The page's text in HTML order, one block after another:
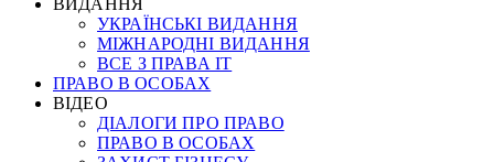
ВИДАННЯ
УКРАЇНСЬКІ ВИДАННЯ
МІЖНАРОДНІ ВИДАННЯ
ВСЕ З ПРАВА ІТ
ПРАВО В ОСОБАХ
ВІДЕО
ДІАЛОГИ ПРО ПРАВО
ПРАВО В ОСОБАХ